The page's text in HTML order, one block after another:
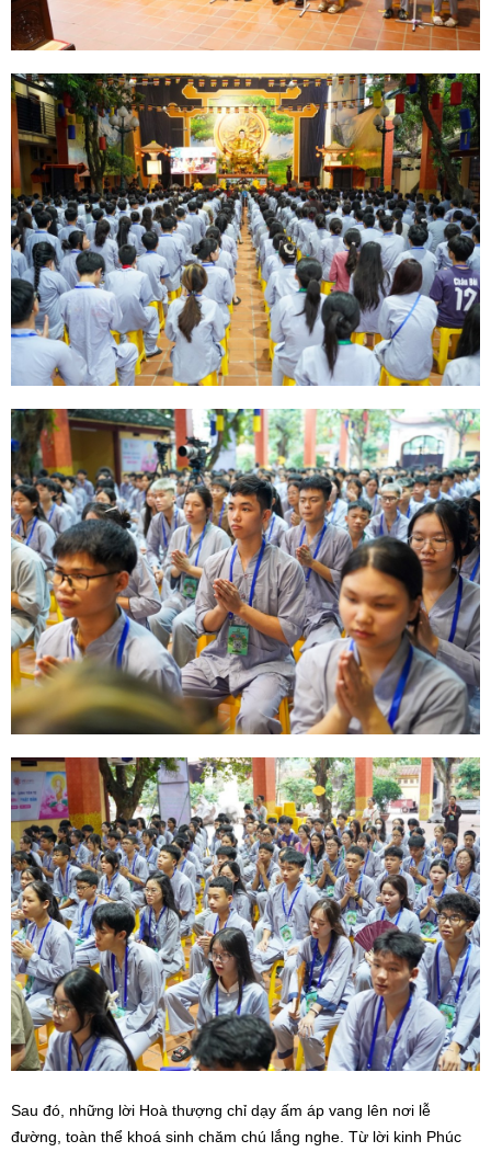
Sau đó, những lời Hoà thượng chỉ dạy ấm áp vang lên nơi lễ
đường, toàn thể khoá sinh chăm chú lắng nghe. Từ lời kinh Phúc